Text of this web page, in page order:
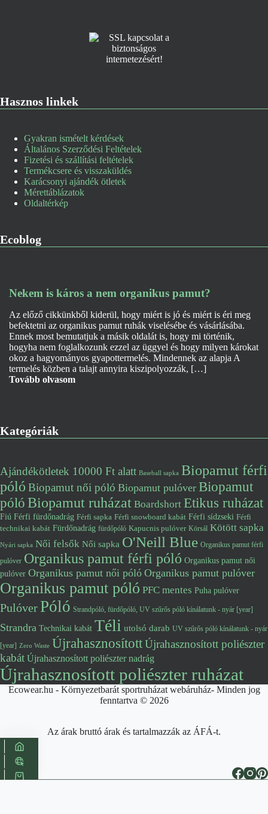
Hasznos linkek
Gyakran ismételt kérdések
Általános Szerződési Feltételek
Fizetési és szállítási feltételek
Termékcsere és visszaküldés
Karácsonyi ajándék ötletek
Mérettáblázatok
Oldaltérkép
Ecoblog
Nekem is káros a nem organikus pamut?
Az előző cikkünkből kiderül, hogy miért is jó és miért is éri meg
befektetni az organikus pamut ruhák viselésébe és vásárlásába.
Ennek most bemutatjuk a másik oldalát is, hogy mi történik,
hogyha nem foglalkozunk ezzel az üggyel és hogy milyen károkat
okoz a hagyományos gyapottermelés. Mindennek az alapja A
termelés közben a talajt annyira kiszipolyozzák, […]
Tovább olvasom
Kategóriák
Ajándékötletek 10000 Ft alatt Baseball sapka Biopamut férfi
póló Biopamut női póló Biopamut pulóver Biopamut
pólóBiopamut ruházat Boardshort Etikus ruházat
Fiú Férfi fürdőnadrág Férfi sapka Férfi snowboard kabát Férfi sídzseki Férfi
technikai kabát Fürdőnadrág fürdőpóló Kapucnis pulóver Körsál Kötött sapka
Nyári sapka Női felsők Női sapka O'Neill Blue Organikus pamut férfi
pulóver Organikus pamut férfi póló Organikus pamut női
pulóver Organikus pamut női póló Organikus pamut pulóver
Organikus pamut póló PFC mentes Puha pulóver
PulóverPóló Strandpóló, fürdőpóló, UV szűrős póló kínálatunk - nyár [year]
Strandra Technikai kabát Téli utolsó darab UV szűrős póló kínálatunk - nyár
[year] Zero Waste ÚjrahasznosítottÚjrahasznosított poliészter
kabát Újrahasznosított poliészter nadrág
Újrahasznosított poliészter ruházat
Ecowear.hu - Környezetbarát sportruházat webáruház- Minden jog
fenntartva © 2026
Az árak bruttó árak és tartalmazzák az ÁFÁ-t.